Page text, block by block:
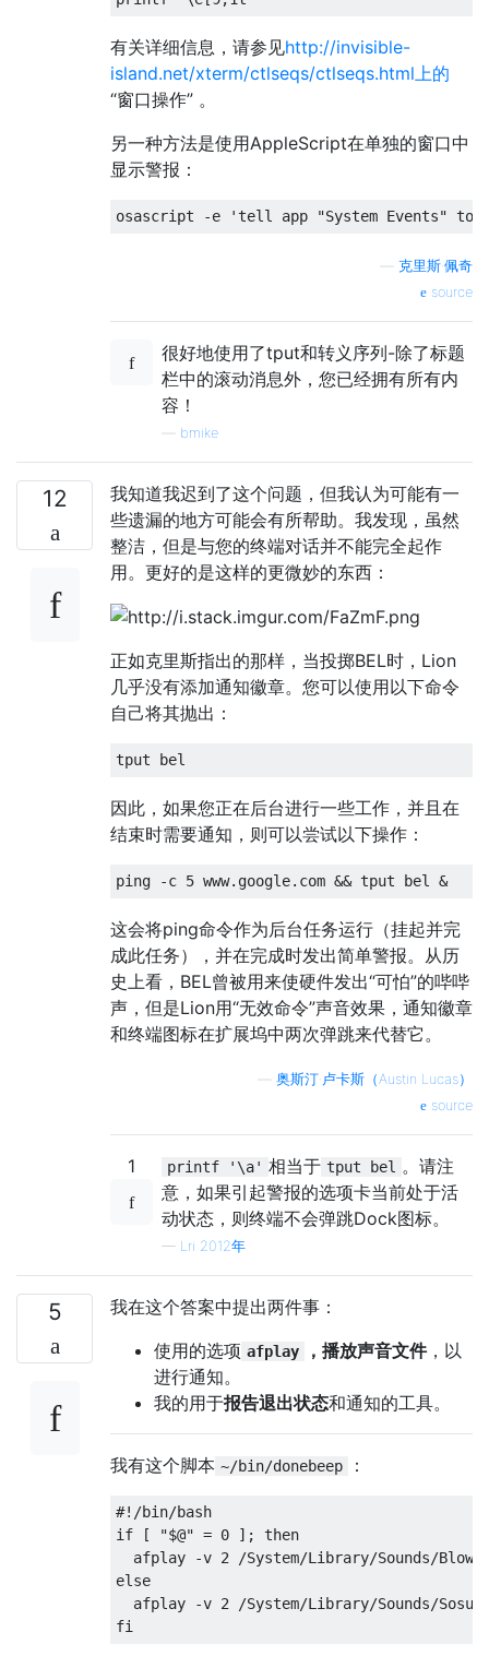
有关详细信息，请参见http://invisible-
island.net/xterm/ctlseqs/ctlseqs.html上的
“窗口操作” 。
另一种方法是使用AppleScript在单独的窗口中
显示警报：
osascript -e 'tell app "System Events" to
克里斯·佩奇
source
很好地使用了tput和转义序列-除了标题
栏中的滚动消息外，您已经拥有所有内
容！
bmike
12
我知道我迟到了这个问题，但我认为可能有一
些遗漏的地方可能会有所帮助。我发现，虽然
整洁，但是与您的终端对话并不能完全起作
用。更好的是这样的更微妙的东西：
正如克里斯指出的那样，当投掷BEL时，Lion
几乎没有添加通知徽章。您可以使用以下命令
自己将其抛出：
tput bel
因此，如果您正在后台进行一些工作，并且在
结束时需要通知，则可以尝试以下操作：
ping -c 5 www. google. com && tput bel &
这会将ping命令作为后台任务运行（挂起并完
成此任务），并在完成时发出简单警报。从历
史上看，BEL曾被用来使硬件发出“可怕”的哔哔
声，但是Lion用“无效命令”声音效果，通知徽章
和终端图标在扩展坞中两次弹跳来代替它。
奥斯汀·卢卡斯（Austin Lucas）
source
1 printf '\a' 相当于 tput bel 。请注
意，如果引起警报的选项卡当前处于活
动状态，则终端不会弹跳Dock图标。
— Lri 2012年
5
我在这个答案中提出两件事：
使用的选项 afplay ，播放声音文件，以
进行通知。
我的用于报告退出状态和通知的工具。
我有这个脚本 ~/bin/donebeep ：
#!/bin/bash
if
[ "$@" = 0 ];
then
  afplay
-v 2 /System/Library/Sounds/Blow
else
  afplay
-v 2 /System/Library/Sounds/
fi